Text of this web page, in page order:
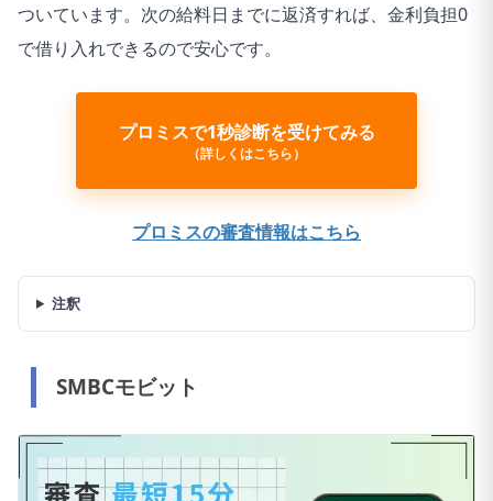
ついています。次の給料日までに返済すれば、金利負担0
で借り入れできるので安心です。
プロミスで1秒診断を受けてみる
（詳しくはこちら）
プロミスの審査情報はこちら
注釈
SMBCモビット